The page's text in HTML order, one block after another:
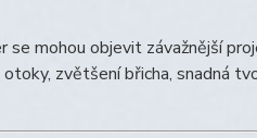
mohou objevit závažnější
zvětšení břicha, snadná